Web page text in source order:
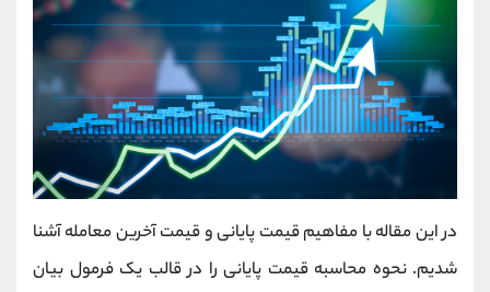
در این مقاله با مفاهیم قیمت پایانی و قیمت آخرین معامله آشنا
شدیم. نحوه محاسبه قیمت پایانی را در قالب یک فرمول بیان